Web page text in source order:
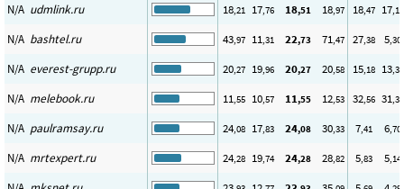
N/A udmlink.ru 18,21 17,76 18,51 18,97 18,47 17,12
N/A bashtel.ru 43,97 11,31 22,73 71,47 27,38 5,30
N/A everest-grupp.ru 20,27 19,96 20,27 20,58 15,18 13,35
N/A melebook.ru 11,55 10,57 11,55 12,53 32,56 31,37
N/A paulramsay.ru 24,08 17,83 24,08 30,33 7,41 6,70
N/A mrtexpert.ru 24,28 19,74 24,28 28,82 5,83 5,14